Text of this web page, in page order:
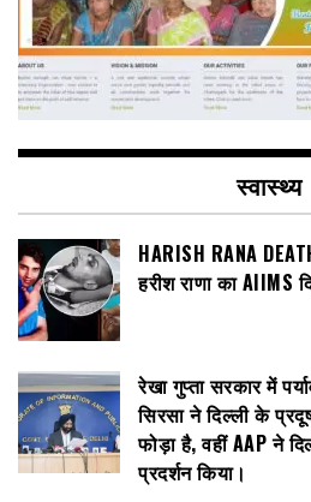
स्वास्थ्य
HARISH RANA
हरीश राणा का AIIMS
रेखा गुप्ता सरकार में
सिरसा ने दिल्ली के
फोड़ा है, वहीं AAP ने
प्रदर्शन किया।